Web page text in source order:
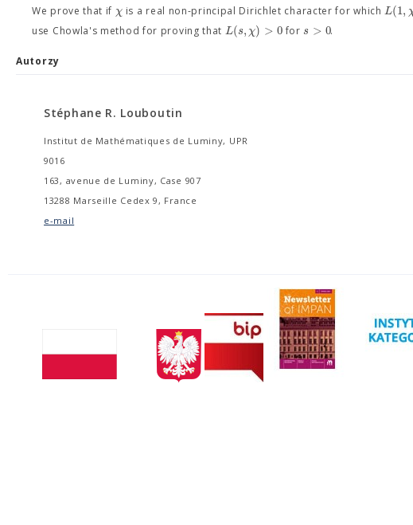
We prove that if χis a real non-principal Dirichlet character for whichL(1,
use Chowla's method for proving that L(s,χ) > 0fors > 0.
Autorzy
Stéphane R. Louboutin
Institut de Mathématiques de Luminy, UPR
9016
163, avenue de Luminy, Case 907
13288 Marseille Cedex 9, France
e-mail